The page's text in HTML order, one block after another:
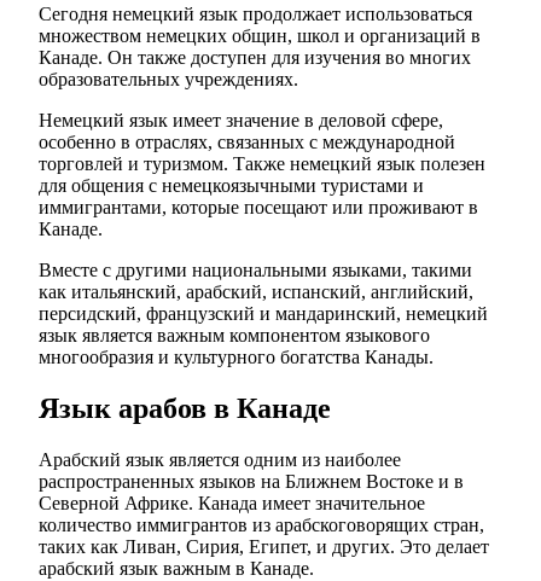
Сегодня немецкий язык продолжает использоваться
множеством немецких общин, школ и организаций в
Канаде. Он также доступен для изучения во многих
образовательных учреждениях.
Немецкий язык имеет значение в деловой сфере,
особенно в отраслях, связанных с международной
торговлей и туризмом. Также немецкий язык полезен
для общения с немецкоязычными туристами и
иммигрантами, которые посещают или проживают в
Канаде.
Вместе с другими национальными языками, такими
как итальянский, арабский, испанский, английский,
персидский, французский и мандаринский, немецкий
язык является важным компонентом языкового
многообразия и культурного богатства Канады.
Язык арабов в Канаде
Арабский язык является одним из наиболее
распространенных языков на Ближнем Востоке и в
Северной Африке. Канада имеет значительное
количество иммигрантов из арабскоговорящих стран,
таких как Ливан, Сирия, Египет, и других. Это делает
арабский язык важным в Канаде.